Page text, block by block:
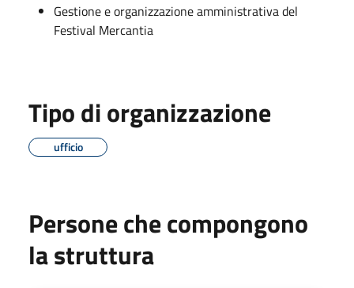
Gestione e organizzazione amministrativa del
Festival Mercantia
Tipo di organizzazione
ufficio
Persone che compongono
la struttura